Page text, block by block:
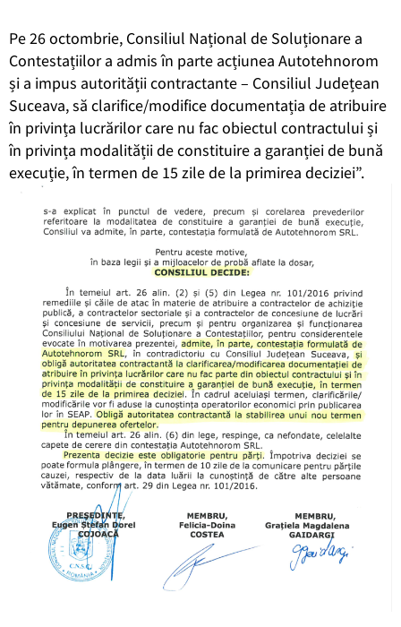
Pe 26 octombrie, Consiliul Național de Soluționare a
Contestațiilor a admis în parte acțiunea Autotehnorom
și a impus autorității contractante – Consiliul Județean
Suceava, să clarifice/modifice documentația de atribuire
în privința lucrărilor care nu fac obiectul contractului și
în privința modalității de constituire a garanției de bună
execuție, în termen de 15 zile de la primirea deciziei”.